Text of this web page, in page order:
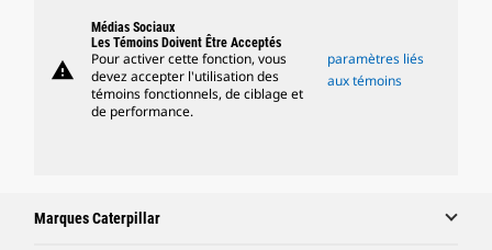
warning
Médias Sociaux
Les Témoins Doivent Être Acceptés
Pour activer cette fonction, vous
devez accepter l'utilisation des
témoins fonctionnels, de ciblage et
de performance.
paramètres liés
aux témoins
Marques Caterpillar